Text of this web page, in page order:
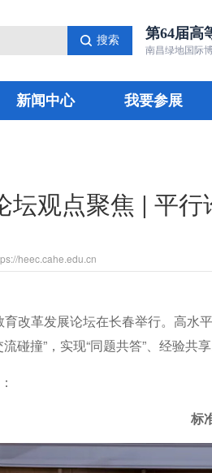
搜索 第64届高
南昌绿地国际
新闻中心 我要参展
坛观点聚焦 | 平行
heec.cahe.edu.cn
改革发展论坛在长春举行。高
碰撞”，实现“同题共答”、经验共享
标